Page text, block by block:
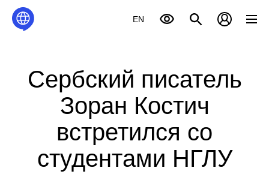
EN
Сербский писатель
Зоран Костич
встретился со
студентами НГЛУ